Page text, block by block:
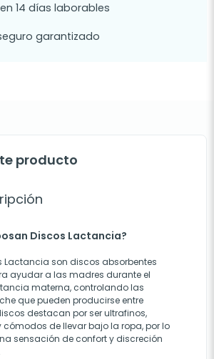
14 días laborables
garantizado
producto
Discos Lactancia?
Lactancia son discos absorbentes
ayudar a las madres durante el
materna, controlando las
que pueden producirse entre
destacan por ser ultrafinos,
cómodos de llevar bajo la ropa, por lo
sensación de confort y discreción